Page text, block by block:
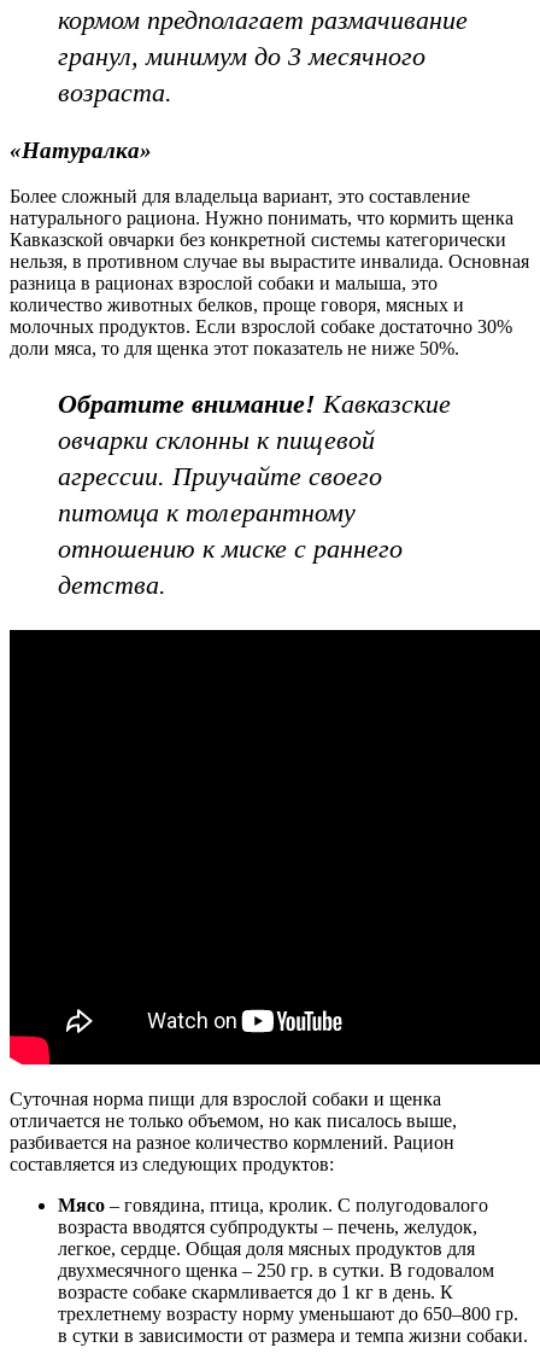
кормом предполагает размачивание
гранул, минимум до 3 месячного
возраста.
«Натуралка»
Более сложный для владельца вариант, это составление
натурального рациона. Нужно понимать, что кормить щенка
Кавказской овчарки без конкретной системы категорически
нельзя, в противном случае вы вырастите инвалида. Основная
разница в рационах взрослой собаки и малыша, это
количество животных белков, проще говоря, мясных и
молочных продуктов. Если взрослой собаке достаточно 30%
доли мяса, то для щенка этот показатель не ниже 50%.
Обратите внимание! Кавказские
овчарки склонны к пищевой
агрессии. Приучайте своего
питомца к толерантному
отношению к миске с раннего
детства.
Суточная норма пищи для взрослой собаки и щенка
отличается не только объемом, но как писалось выше,
разбивается на разное количество кормлений. Рацион
составляется из следующих продуктов:
Мясо – говядина, птица, кролик. С полугодовалого
возраста вводятся субпродукты – печень, желудок,
легкое, сердце. Общая доля мясных продуктов для
двухмесячного щенка – 250 гр. в сутки. В годовалом
возрасте собаке скармливается до 1 кг в день. К
трехлетнему возрасту норму уменьшают до 650–800 гр.
в сутки в зависимости от размера и темпа жизни собаки.